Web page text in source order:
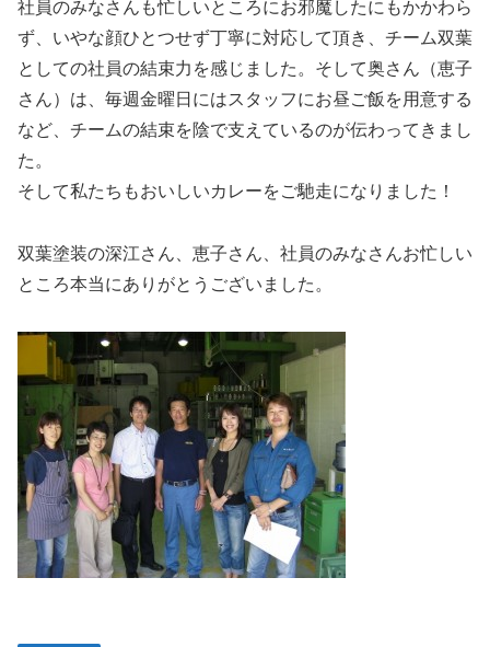
社員のみなさんも忙しいところにお邪魔したにもかかわら
ず、いやな顔ひとつせず丁寧に対応して頂き、チーム双葉
としての社員の結束力を感じました。そして奥さん（恵子
さん）は、毎週金曜日にはスタッフにお昼ご飯を用意する
など、チームの結束を陰で支えているのが伝わってきまし
た。
そして私たちもおいしいカレーをご馳走になりました！
双葉塗装の深江さん、恵子さん、社員のみなさんお忙しい
ところ本当にありがとうございました。